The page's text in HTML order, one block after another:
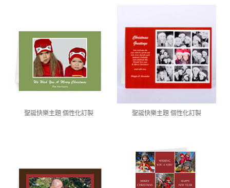
聖誕快樂主題 個性化訂製 聖誕快樂主題 個性化訂製